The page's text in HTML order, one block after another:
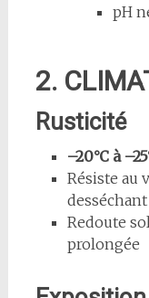
pH
2.
Rusticité
–20°C à
Résiste au
desséchant
Redoute
prolongée